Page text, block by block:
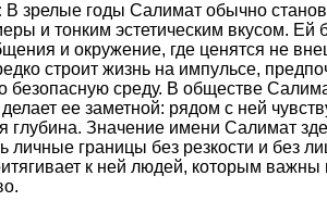
В зрелые годы Салимат обычно
и тонким эстетическим вкусом. Ей
и окружение, где ценятся не
строит жизнь на импульсе,
безопасную среду. В обществе
ее заметной: рядом с ней
глубина. Значение имени Салимат
личные границы без резкости и без
к ней людей, которым важны